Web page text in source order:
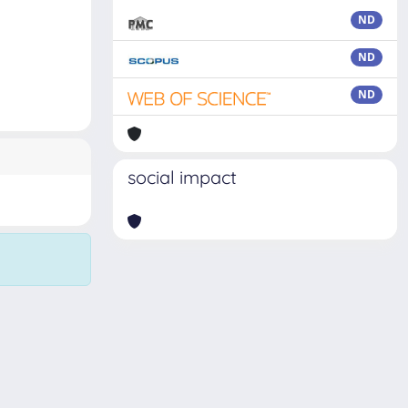
ND
ND
ND
social impact